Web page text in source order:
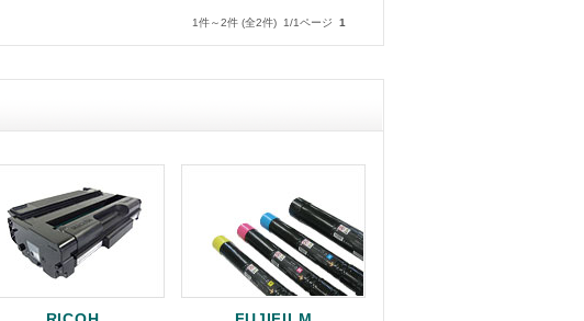
1件～2件 (全2件) 1/1ページ 1